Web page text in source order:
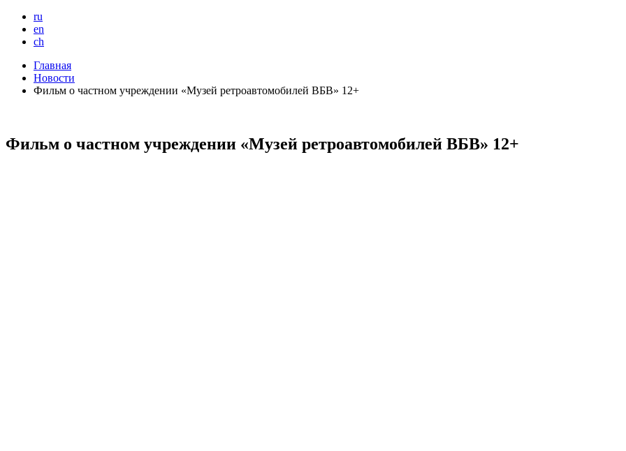
ru
en
ch
Главная
Новости
Фильм о частном учреждении «Музей ретроавтомобилей ВБВ» 12+
Фильм о частном учреждении «Музей ретроавтомобилей ВБВ» 12+